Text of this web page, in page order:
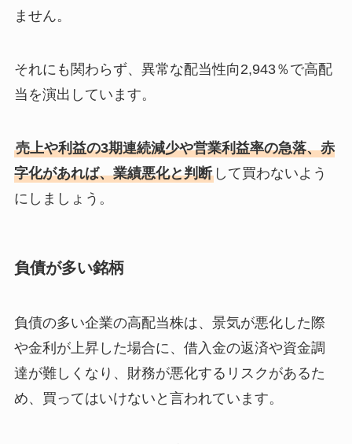
ません。
それにも関わらず、異常な配当性向2,943％で高配
当を演出しています。
売上や利益の3期連続減少や営業利益率の急落、赤
字化があれば、業績悪化と判断して買わないよう
にしましょう。
負債が多い銘柄
負債の多い企業の高配当株は、景気が悪化した際
や金利が上昇した場合に、借入金の返済や資金調
達が難しくなり、財務が悪化するリスクがあるた
め、買ってはいけないと言われています。